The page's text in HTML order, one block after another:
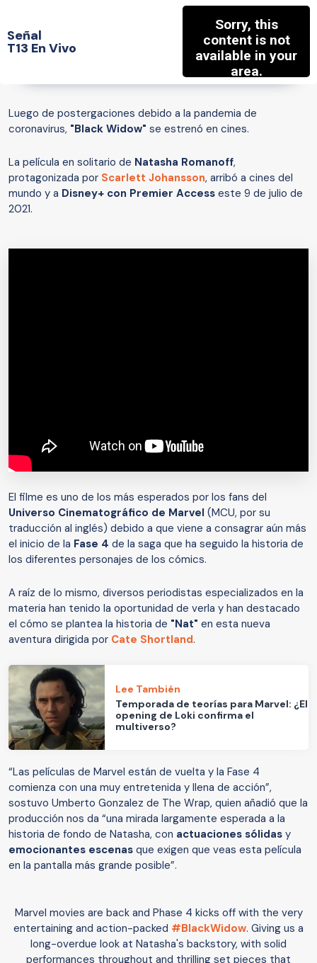
Señal
T13 En Vivo
Luego de postergaciones debido a la pandemia de
coronavirus, "Black Widow" se estrenó en cines.
La película en solitario de Natasha Romanoff,
protagonizada por Scarlett Johansson, arribó a cines del
mundo y a Disney+ con Premier Access este 9 de julio de
2021.
El filme es uno de los más esperados por los fans del
Universo Cinematográfico de Marvel (MCU, por su
traducción al inglés) debido a que viene a consagrar aún más
el inicio de la Fase 4 de la saga que ha seguido la historia de
los diferentes personajes de los cómics.
A raíz de lo mismo, diversos periodistas especializados en la
materia han tenido la oportunidad de verla y han destacado
el cómo se plantea la historia de "Nat" en esta nueva
aventura dirigida por Cate Shortland.
Lee También
Temporada de teorías para Marvel: ¿El
opening de Loki confirma el
multiverso?
“Las películas de Marvel están de vuelta y la Fase 4
comienza con una muy entretenida y llena de acción”,
sostuvo Umberto Gonzalez de The Wrap, quien añadió que la
producción nos da “una mirada largamente esperada a la
historia de fondo de Natasha, con actuaciones sólidas y
emocionantes escenas que exigen que veas esta película
en la pantalla más grande posible”.
Marvel movies are back and Phase 4 kicks off with the very
entertaining and action-packed #BlackWidow. Giving us a
long-overdue look at Natasha's backstory, with solid
performances throughout and thrilling set pieces that